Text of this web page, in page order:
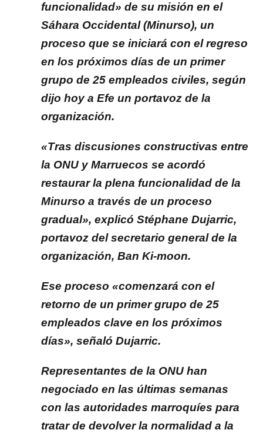
funcionalidad» de su misión en el
Sáhara Occidental (Minurso), un
proceso que se iniciará con el regreso
en los próximos días de un primer
grupo de 25 empleados civiles, según
dijo hoy a Efe un portavoz de la
organización.
«Tras discusiones constructivas entre
la ONU y Marruecos se acordó
restaurar la plena funcionalidad de la
Minurso a través de un proceso
gradual», explicó Stéphane Dujarric,
portavoz del secretario general de la
organización, Ban Ki-moon.
Ese proceso «comenzará con el
retorno de un primer grupo de 25
empleados clave en los próximos
días», señaló Dujarric.
Representantes de la ONU han
negociado en las últimas semanas
con las autoridades marroquíes para
tratar de devolver la normalidad a la